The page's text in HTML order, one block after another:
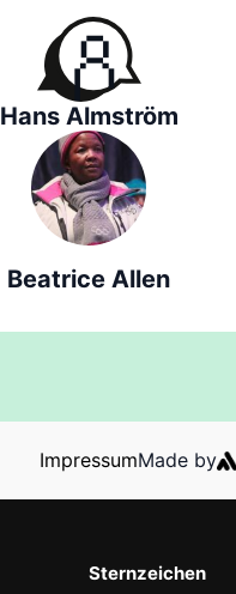
Hans Almström
Beatrice Allen
ImpressumMade by
Sternzeichen